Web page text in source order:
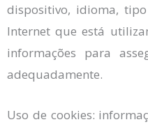
dispositivo, idioma,
Internet que está
informações para
adequadamente.
Uso de cookies: